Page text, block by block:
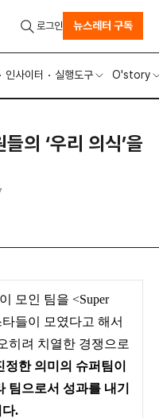
인사이터 실행도구 O'story
로그인 뉴스레터 구독
의 ‘우리 의식’을
모인 팀을 <Super
들이 모였다고 해서
히려 치열한 경쟁으로
정한 의미의 슈퍼팀이
팀으로서 성과를 내기
.